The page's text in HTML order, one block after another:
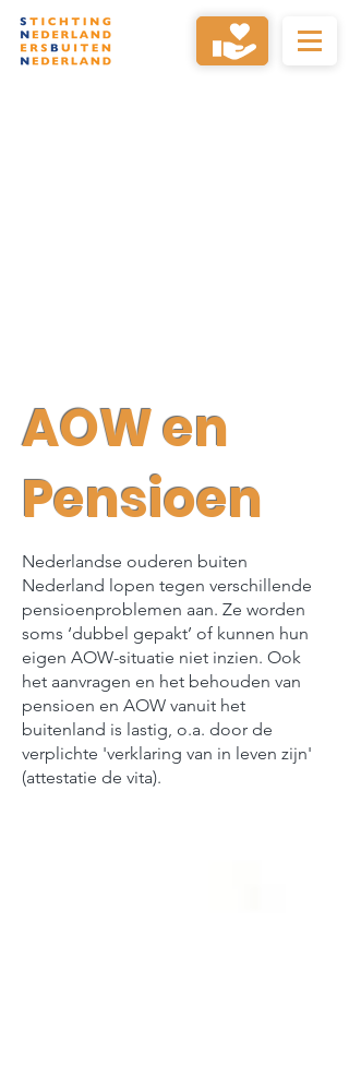
AOW en
Pensioen
Nederlandse ouderen buiten
Nederland lopen tegen verschillende
pensioenproblemen aan. Ze worden
soms ‘dubbel gepakt’ of kunnen hun
eigen AOW-situatie niet inzien. Ook
het aanvragen en het behouden van
pensioen en AOW vanuit het
buitenland is lastig, o.a. door de
verplichte 'verklaring van in leven zijn'
(attestatie de vita).